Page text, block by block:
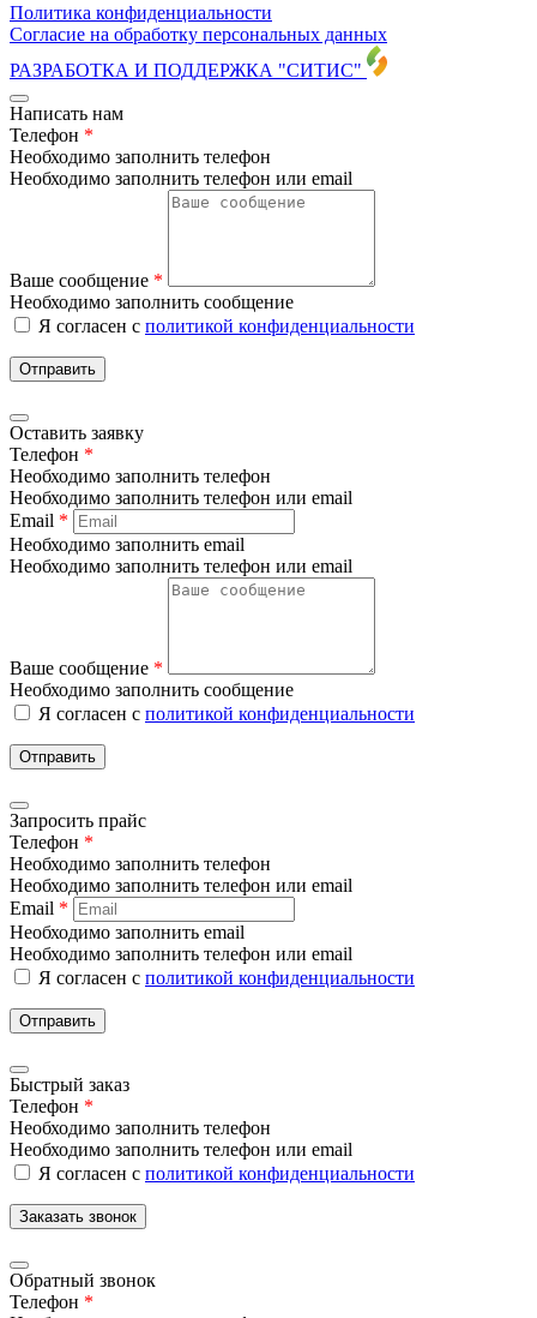
Политика конфиденциальности
Согласие на обработку персональных данных
РАЗРАБОТКА И ПОДДЕРЖКА "СИТИС"
Написать нам
Телефон *
Необходимо заполнить телефон
Необходимо заполнить телефон или email
Ваше сообщение *
Необходимо заполнить сообщение
Я согласен с политикой конфиденциальности
Отправить
Оставить заявку
Телефон *
Необходимо заполнить телефон
Необходимо заполнить телефон или email
Email *
Необходимо заполнить email
Необходимо заполнить телефон или email
Ваше сообщение *
Необходимо заполнить сообщение
Я согласен с политикой конфиденциальности
Отправить
Запросить прайс
Телефон *
Необходимо заполнить телефон
Необходимо заполнить телефон или email
Email *
Необходимо заполнить email
Необходимо заполнить телефон или email
Я согласен с политикой конфиденциальности
Отправить
Быстрый заказ
Телефон *
Необходимо заполнить телефон
Необходимо заполнить телефон или email
Я согласен с политикой конфиденциальности
Заказать звонок
Обратный звонок
Телефон *